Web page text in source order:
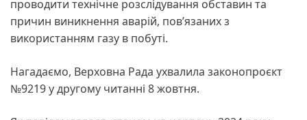
проводити технічне розслідування обставин та
причин виникнення аварій, пов’язаних з
використанням газу в побуті.
Нагадаємо, Верховна Рада ухвалила законопроєкт
№9219 у другому читанні 8 жовтня.